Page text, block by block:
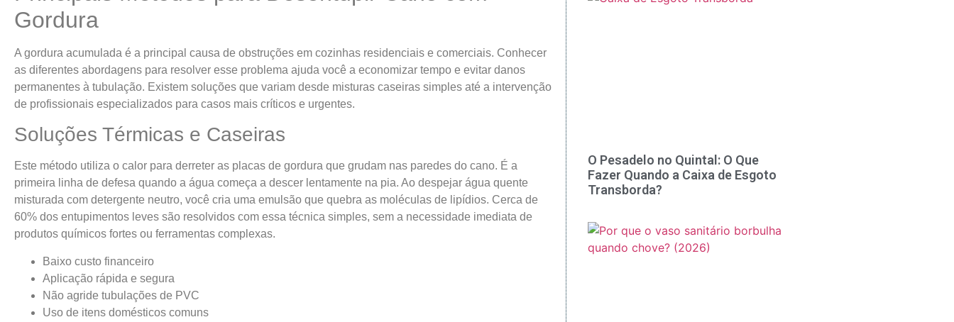
Gordura
A gordura acumulada é a principal causa de obstruções em cozinhas residenciais e comerciais. Conhecer
as diferentes abordagens para resolver esse problema ajuda você a economizar tempo e evitar danos
permanentes à tubulação. Existem soluções que variam desde misturas caseiras simples até a intervenção
de profissionais especializados para casos mais críticos e urgentes.
Soluções Térmicas e Caseiras
Este método utiliza o calor para derreter as placas de gordura que grudam nas paredes do cano. É a
primeira linha de defesa quando a água começa a descer lentamente na pia. Ao despejar água quente
misturada com detergente neutro, você cria uma emulsão que quebra as moléculas de lipídios. Cerca de
60% dos entupimentos leves são resolvidos com essa técnica simples, sem a necessidade imediata de
produtos químicos fortes ou ferramentas complexas.
Baixo custo financeiro
Aplicação rápida e segura
Não agride tubulações de PVC
Uso de itens domésticos comuns
O Pesadelo no Quintal: O Que
Fazer Quando a Caixa de Esgoto
Transborda?